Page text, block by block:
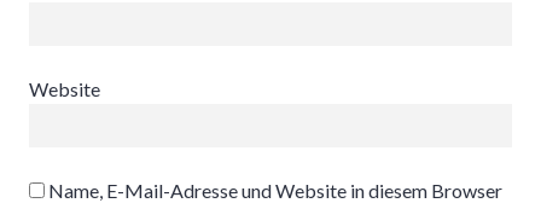
Website
Name, E-Mail-Adresse und Website in diesem Browser